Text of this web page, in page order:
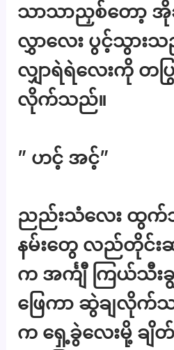
သာသာညှစ်တော့ အို
လွှာလေး ပွင့်သွာ
လျှာရဲရဲလေးကို တပ
လိုက်သည်။
” ဟင့် အင့်”
ညည်းသံလေး ထွက်
နမ်းတွေ လည်တိုင်း
က အင်္ကျီ ကြယ်သီး
ဖြေကာ ဆွဲချလိုက်
က ရှေ့ခွဲလေးမို့ ချိတ်